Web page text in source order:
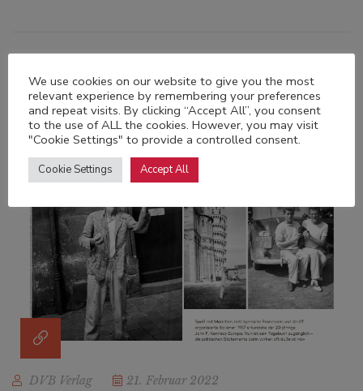
DVB Verlag
21. Februar 2022
We use cookies on our website to give you the most
relevant experience by remembering your preferences
and repeat visits. By clicking “Accept All”, you consent
to the use of ALL the cookies. However, you may visit
"Cookie Settings" to provide a controlled consent.
Cookie Settings Accept All